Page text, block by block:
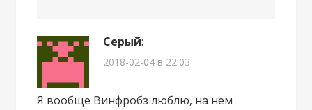
Серый:
2018-02-04 в 22:03
Я вообще Винфробз люблю, на нем